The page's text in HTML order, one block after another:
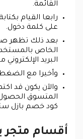
القائمة.
رابعا القيام
على كلمة دخول.
بعد ذلك تظهر
الخاص
البريد
وأخيرا مع
والآن يكون قد
المتسوق
كود خصم بازل
أقسام متجر